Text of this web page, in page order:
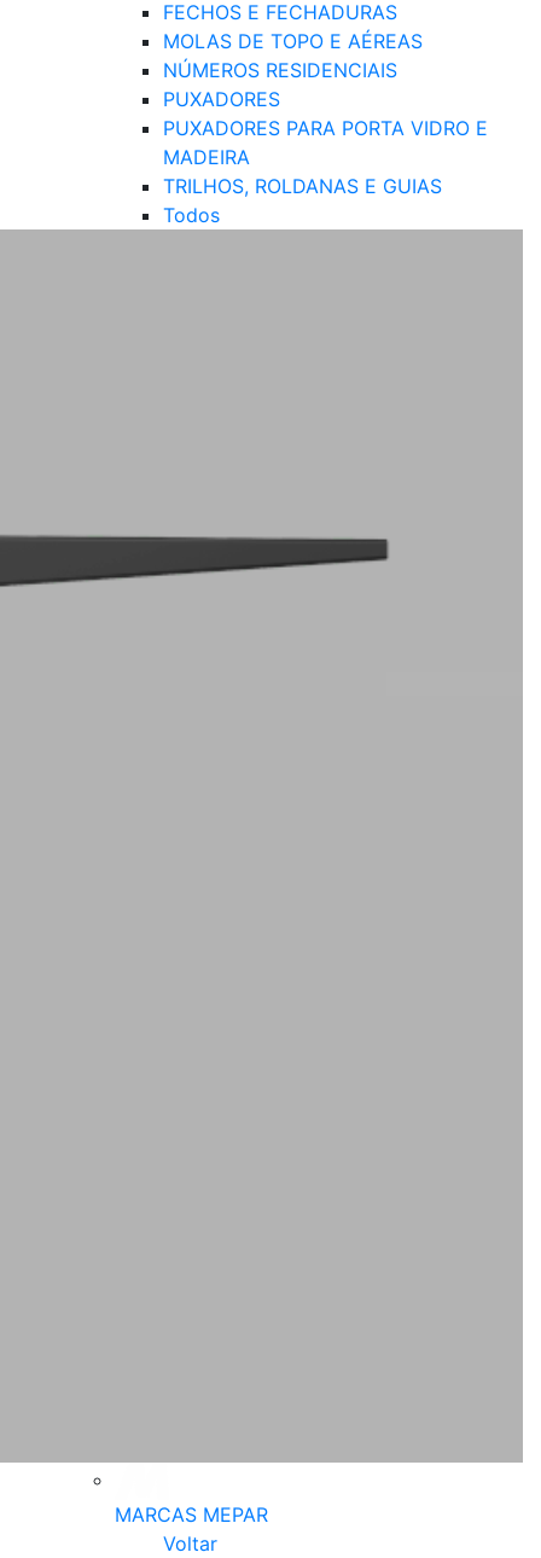
FECHOS E FECHADURAS
MOLAS DE TOPO E AÉREAS
NÚMEROS RESIDENCIAIS
PUXADORES
PUXADORES PARA PORTA VIDRO E
MADEIRA
TRILHOS, ROLDANAS E GUIAS
Todos
MARCAS MEPAR
Voltar